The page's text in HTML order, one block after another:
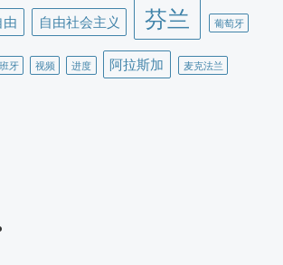
由 自由社会主义 芬兰 葡萄牙
牙 视频 进度 阿拉斯加 麦克法兰